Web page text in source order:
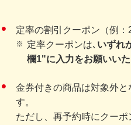
定率の割引クーポン（例
定率クーポンは､ いずれ
欄1"に入力をお願いいた
金券付きの商品は対象外
す。
ただし、再予約時にクー